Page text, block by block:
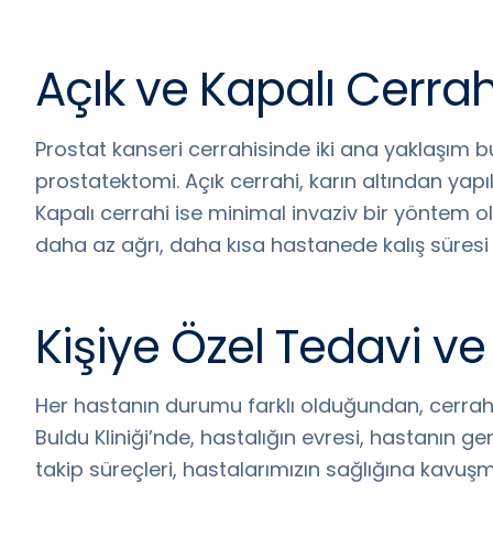
Açık ve Kapalı
Prostat kanseri cerrahisinde iki ana yaklaşım
prostatektomi. Açık cerrahi, karın altından
Kapalı cerrahi ise minimal invaziv bir yöntem
daha az ağrı, daha kısa hastanede kalış
Kişiye Özel Tedavi
Her hastanın durumu farklı olduğundan,
Buldu Kliniği’nde, hastalığın evresi, hastanın
takip süreçleri, hastalarımızın sağlığına